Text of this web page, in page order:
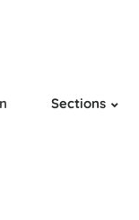
Sections